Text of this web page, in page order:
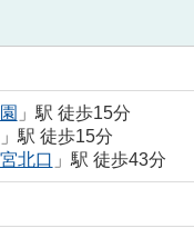
」駅 徒歩15分
」駅 徒歩15分
北口 」駅 徒歩43分